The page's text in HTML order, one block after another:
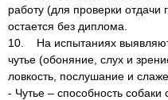
работу (для проверки отдачи
остается без диплома.
10. На испытаниях
чутье (обоняние, слух и
ловкость, послушание и
- Чутье – способность